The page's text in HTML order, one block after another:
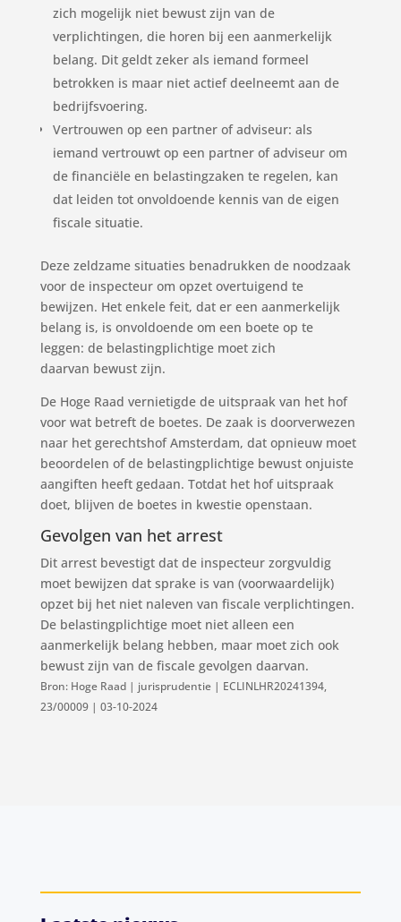
zich mogelijk niet bewust zijn van de
verplichtingen, die horen bij een aanmerkelijk
belang. Dit geldt zeker als iemand formeel
betrokken is maar niet actief deelneemt aan de
bedrijfsvoering.
Vertrouwen op een partner of adviseur: als
iemand vertrouwt op een partner of adviseur om
de financiële en belastingzaken te regelen, kan
dat leiden tot onvoldoende kennis van de eigen
fiscale situatie.
Deze zeldzame situaties benadrukken de noodzaak
voor de inspecteur om opzet overtuigend te
bewijzen. Het enkele feit, dat er een aanmerkelijk
belang is, is onvoldoende om een boete op te
leggen: de belastingplichtige moet zich
daarvan bewust zijn.
De Hoge Raad vernietigde de uitspraak van het hof
voor wat betreft de boetes. De zaak is doorverwezen
naar het gerechtshof Amsterdam, dat opnieuw moet
beoordelen of de belastingplichtige bewust onjuiste
aangiften heeft gedaan. Totdat het hof uitspraak
doet, blijven de boetes in kwestie openstaan.
Gevolgen van het arrest
Dit arrest bevestigt dat de inspecteur zorgvuldig
moet bewijzen dat sprake is van (voorwaardelijk)
opzet bij het niet naleven van fiscale verplichtingen.
De belastingplichtige moet niet alleen een
aanmerkelijk belang hebben, maar moet zich ook
bewust zijn van de fiscale gevolgen daarvan.
Bron: Hoge Raad | jurisprudentie | ECLINLHR20241394,
23/00009 | 03-10-2024